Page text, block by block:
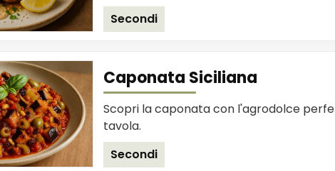
Secondi
Caponata Siciliana
Scopri la caponata con l'agrodolce
tavola.
Secondi